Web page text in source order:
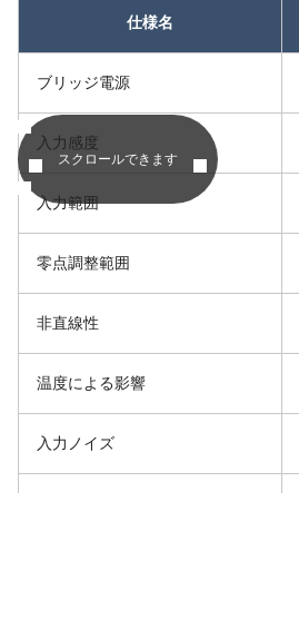
スクロールできます
仕様名
ブリッジ電源
入力感度
入力範囲
零点調整範囲
非直線性
温度による影響
入力ノイズ